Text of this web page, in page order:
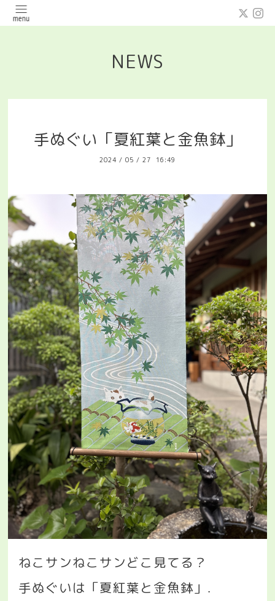
NEWS
手ぬぐい「夏紅葉と金魚鉢」
2024 / 05 / 27 16:49
ねこサンねこサンどこ見てる？
手ぬぐいは「夏紅葉と金魚鉢」
.